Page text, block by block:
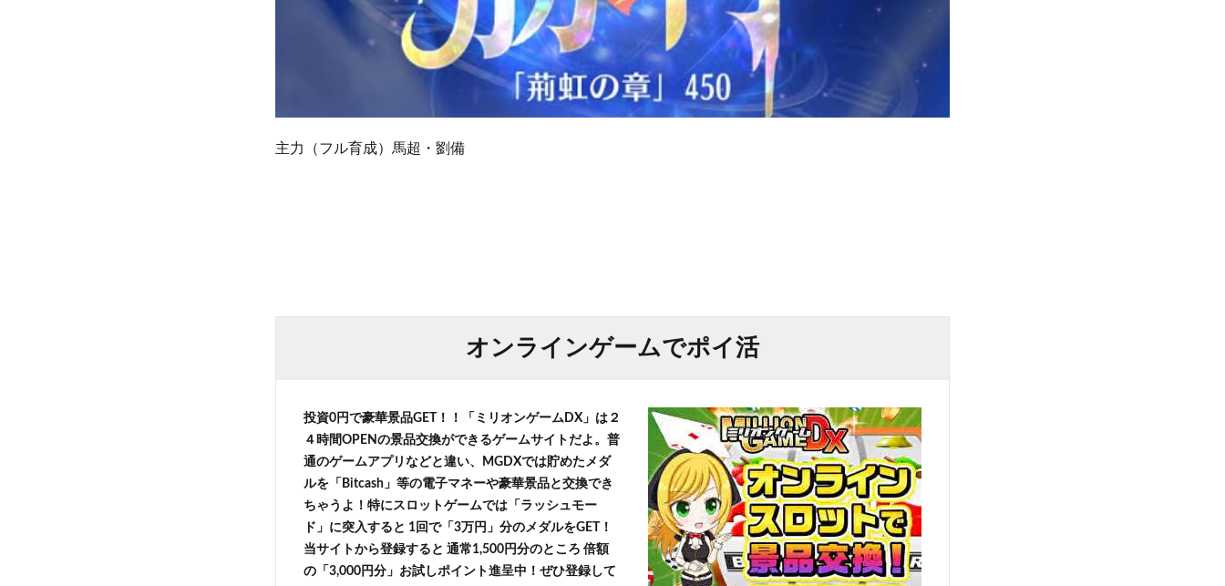
主力（フル育成）馬超・劉備
オンラインゲームでポイ活
投資0円で豪華景品GET！！「ミリオンゲームDX」は２
４時間OPENの景品交換ができるゲームサイトだよ。普
通のゲームアプリなどと違い、MGDXでは貯めたメダ
ルを「Bitcash」等の電子マネーや豪華景品と交換でき
ちゃうよ！特にスロットゲームでは「ラッシュモー
ド」に突入すると 1回で「3万円」分のメダルをGET！
当サイトから登録すると 通常1,500円分のところ 倍額
の「3,000円分」お試しポイント進呈中！ぜひ登録して